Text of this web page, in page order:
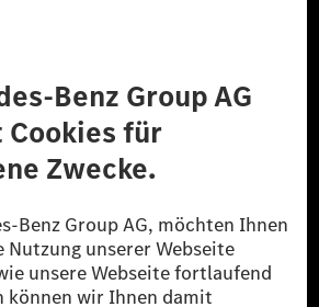
Dritter Barrierefreiheit
AG. Alle Rechte vorbehalten.
bedeutet, dass nicht vermiedene oder nicht
bei der Mercedes-Benz Group durch
kompensiert werden.